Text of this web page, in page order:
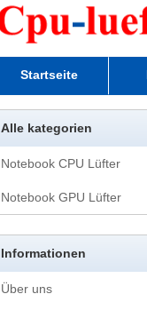
Startseite
Alle kategorien
Notebook CPU Lüfter
Notebook GPU Lüfter
Informationen
Über uns